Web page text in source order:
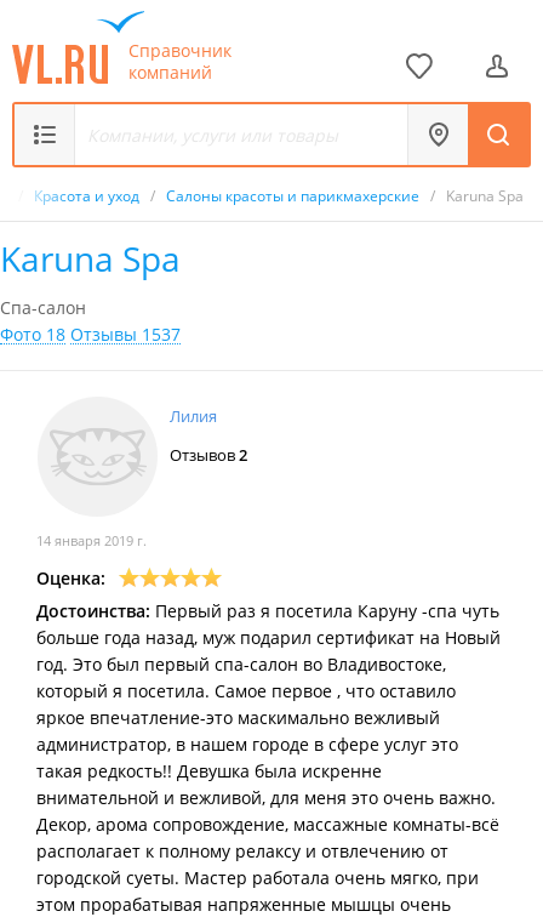
Справочник
компаний
Красота и уход / Салоны красоты и парикмахерские / Karuna Spa
Karuna Spa
Спа-салон
Фото 18 Отзывы 1537
Лилия
Отзывов2
14 января 2019 г.
Оценка:
Достоинства: Первый раз я посетила Каруну -спа чуть
больше года назад, муж подарил сертификат на Новый
год. Это был первый спа-салон во Владивостоке,
который я посетила. Самое первое , что оставило
яркое впечатление-это маскимально вежливый
администратор, в нашем городе в сфере услуг это
такая редкость!! Девушка была искренне
внимательной и вежливой, для меня это очень важно.
Декор, арома сопровождение, массажные комнаты-всё
располагает к полному релаксу и отвлечению от
городской суеты. Мастер работала очень мягко, при
этом прорабатывая напряженные мышцы очень